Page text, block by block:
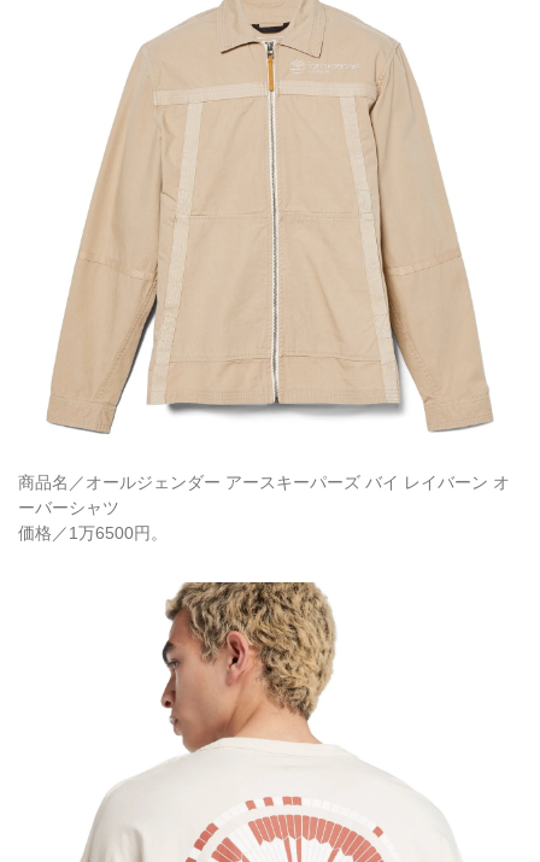
商品名／オールジェンダー アースキーパーズ バイ レイバーン オ
ーバーシャツ
価格／1万6500円。